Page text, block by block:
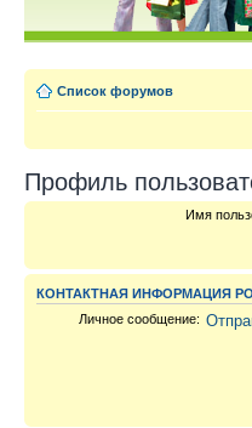
Список форумов
Профиль
Имя
КОНТАКТНАЯ ИНФОРМАЦИЯ
Личное сообщение: